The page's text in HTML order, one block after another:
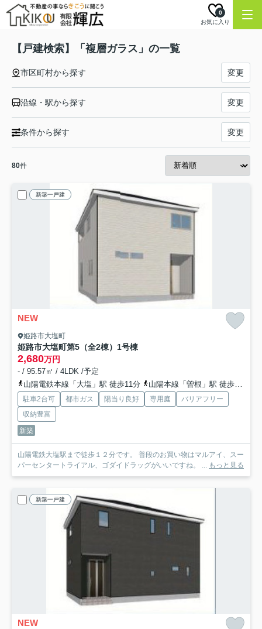
お気に入り
0
【戸建検索】「複層ガラス」の一覧
市区町村から探す 変更
沿線・駅から探す 変更
条件から探す 変更
80件
新築一戸建
NEW
姫路市大塩町
姫路市大塩町第5（全2棟）1号棟
2,680万円
- / 95.57㎡ / 4LDK /予定
山陽電鉄本線「大塩」駅 徒歩11分
山陽本線「曽根」駅 徒歩34分
駐車2台可 都市ガス 陽当り良好 専用庭
バリアフリー
収納豊富
新築
山陽電鉄大塩駅まで徒歩１２分です。 普段のお買い物はマルアイ、スー
パーセンタートライアル、ゴダイドラッグがいいですね。 ... もっと見る
新築一戸建
NEW